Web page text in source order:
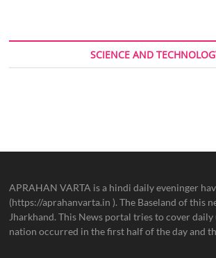
SCIENCE AND
APRAHAN VARTA is a hindi daily eveninger
(https://aprahanvarta.in ). The Baseland of this
Jharkhand. This News portal tries to cover
nation occurred in the first half of the day and